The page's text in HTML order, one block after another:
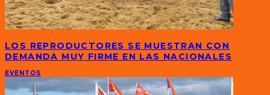
LOS REPRODUCTORES SE MUESTRAN CON
DEMANDA MUY FIRME EN LAS NACIONALES
EVENTOS